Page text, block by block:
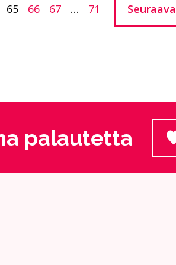
Sivu:
65 Sivu:
66 Sivu:
67 … Sivu:
71 Seuraava
palautetta